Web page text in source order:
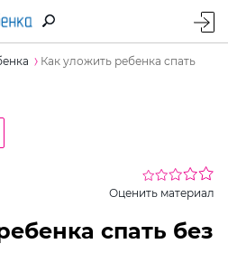
Как уложить ребенка спать
Оценить материал
спать без